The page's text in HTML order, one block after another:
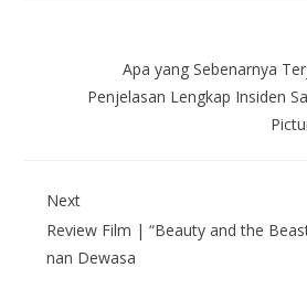
Apa yang Sebenarnya
Penjelasan Lengkap Insiden
Next
Review Film | “Beauty and the
nan Dewasa